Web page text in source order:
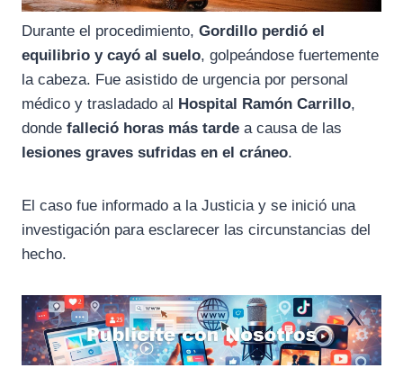
Durante el procedimiento, Gordillo perdió el
equilibrio y cayó al suelo, golpeándose fuertemente
la cabeza. Fue asistido de urgencia por personal
médico y trasladado al Hospital Ramón Carrillo,
donde falleció horas más tarde a causa de las
lesiones graves sufridas en el cráneo.
El caso fue informado a la Justicia y se inició una
investigación para esclarecer las circunstancias del
hecho.